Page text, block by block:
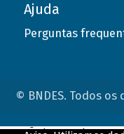
Ajuda
Perguntas
© BNDES. Todos